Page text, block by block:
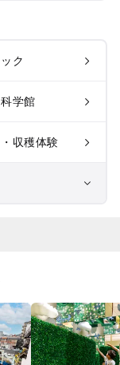
ク
学館
収穫体験
ラワーパー
ー